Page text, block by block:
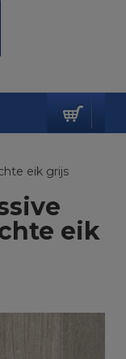
eik grijs
eik